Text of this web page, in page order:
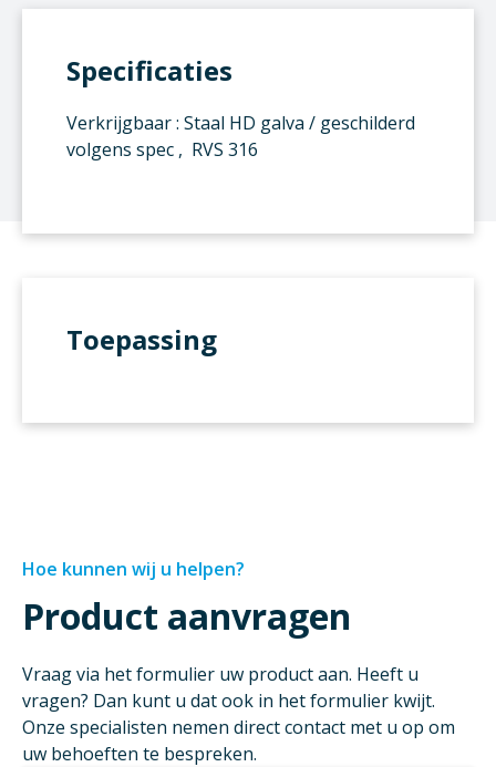
Specificaties
Verkrijgbaar : Staal HD galva / geschilderd
volgens spec , RVS 316
Toepassing
Hoe kunnen wij u helpen?
Product aanvragen
Vraag via het formulier uw product aan. Heeft u
vragen? Dan kunt u dat ook in het formulier kwijt.
Onze specialisten nemen direct contact met u op om
uw behoeften te bespreken.